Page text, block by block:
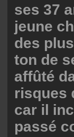
ses 37
jeune
des
ton de
affûté
risques
car il
passé